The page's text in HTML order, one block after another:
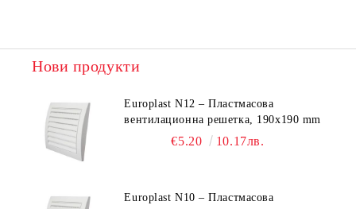
Нови продукти
Europlast N12 – Пластмасова
вентилационна решетка, 190x190 mm
€5.20 10.17лв.
Europlast N10 – Пластмасова